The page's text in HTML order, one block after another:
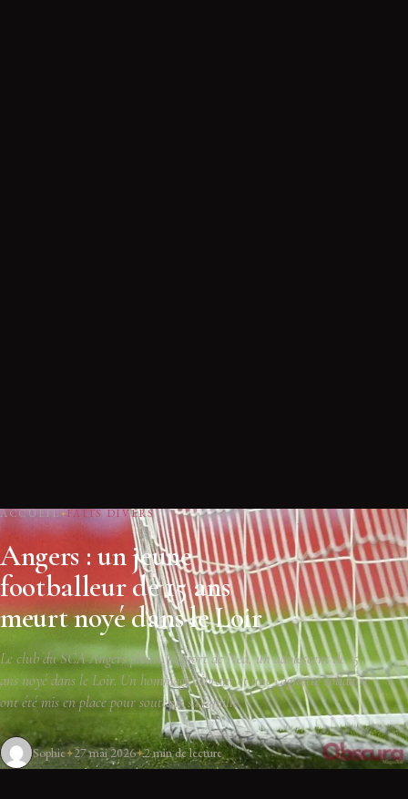
ACCUEIL FAITS DIVERS
Angers : un jeune
footballeur de 15 ans
meurt noyé dans le Loir
Le club du SCA Angers pleure la mort de Nea, un adolescent de 15
ans noyé dans le Loir. Un hommage vibrant et une cagnotte solidaire
ont été mis en place pour soutenir sa famille.
Sophie 27 mai 2026 2 min de lecture